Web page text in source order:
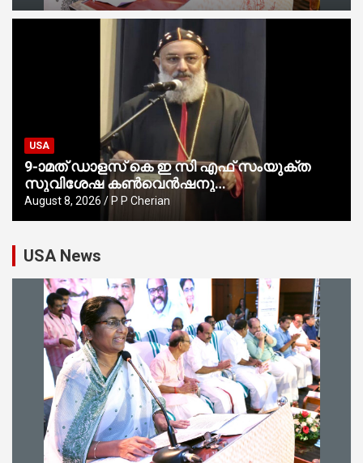
USA
9-ാമത് ഡാളസ് കെ ഇ സി എഫ് സംയുക്ത
സുവിശേഷ കൺവെൻഷനു
പ്രാർത്ഥനാനിർഭരമായ തുടക്കം
August 8, 2026 P P Cherian
USA News